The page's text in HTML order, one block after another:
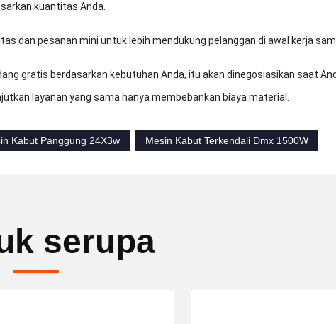
kuantitas Anda.
dan pesanan mini untuk lebih mendukung pelanggan di awal kerja
gratis berdasarkan kebutuhan Anda, itu akan dinegosiasikan saat
layanan yang sama hanya membebankan biaya material.
Kabut Panggung 24X3w Mesin Kabut Terkendali Dmx 1500W
serupa